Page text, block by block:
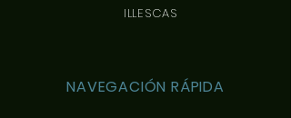
ILLESCAS
NAVEGACIÓN RÁPIDA